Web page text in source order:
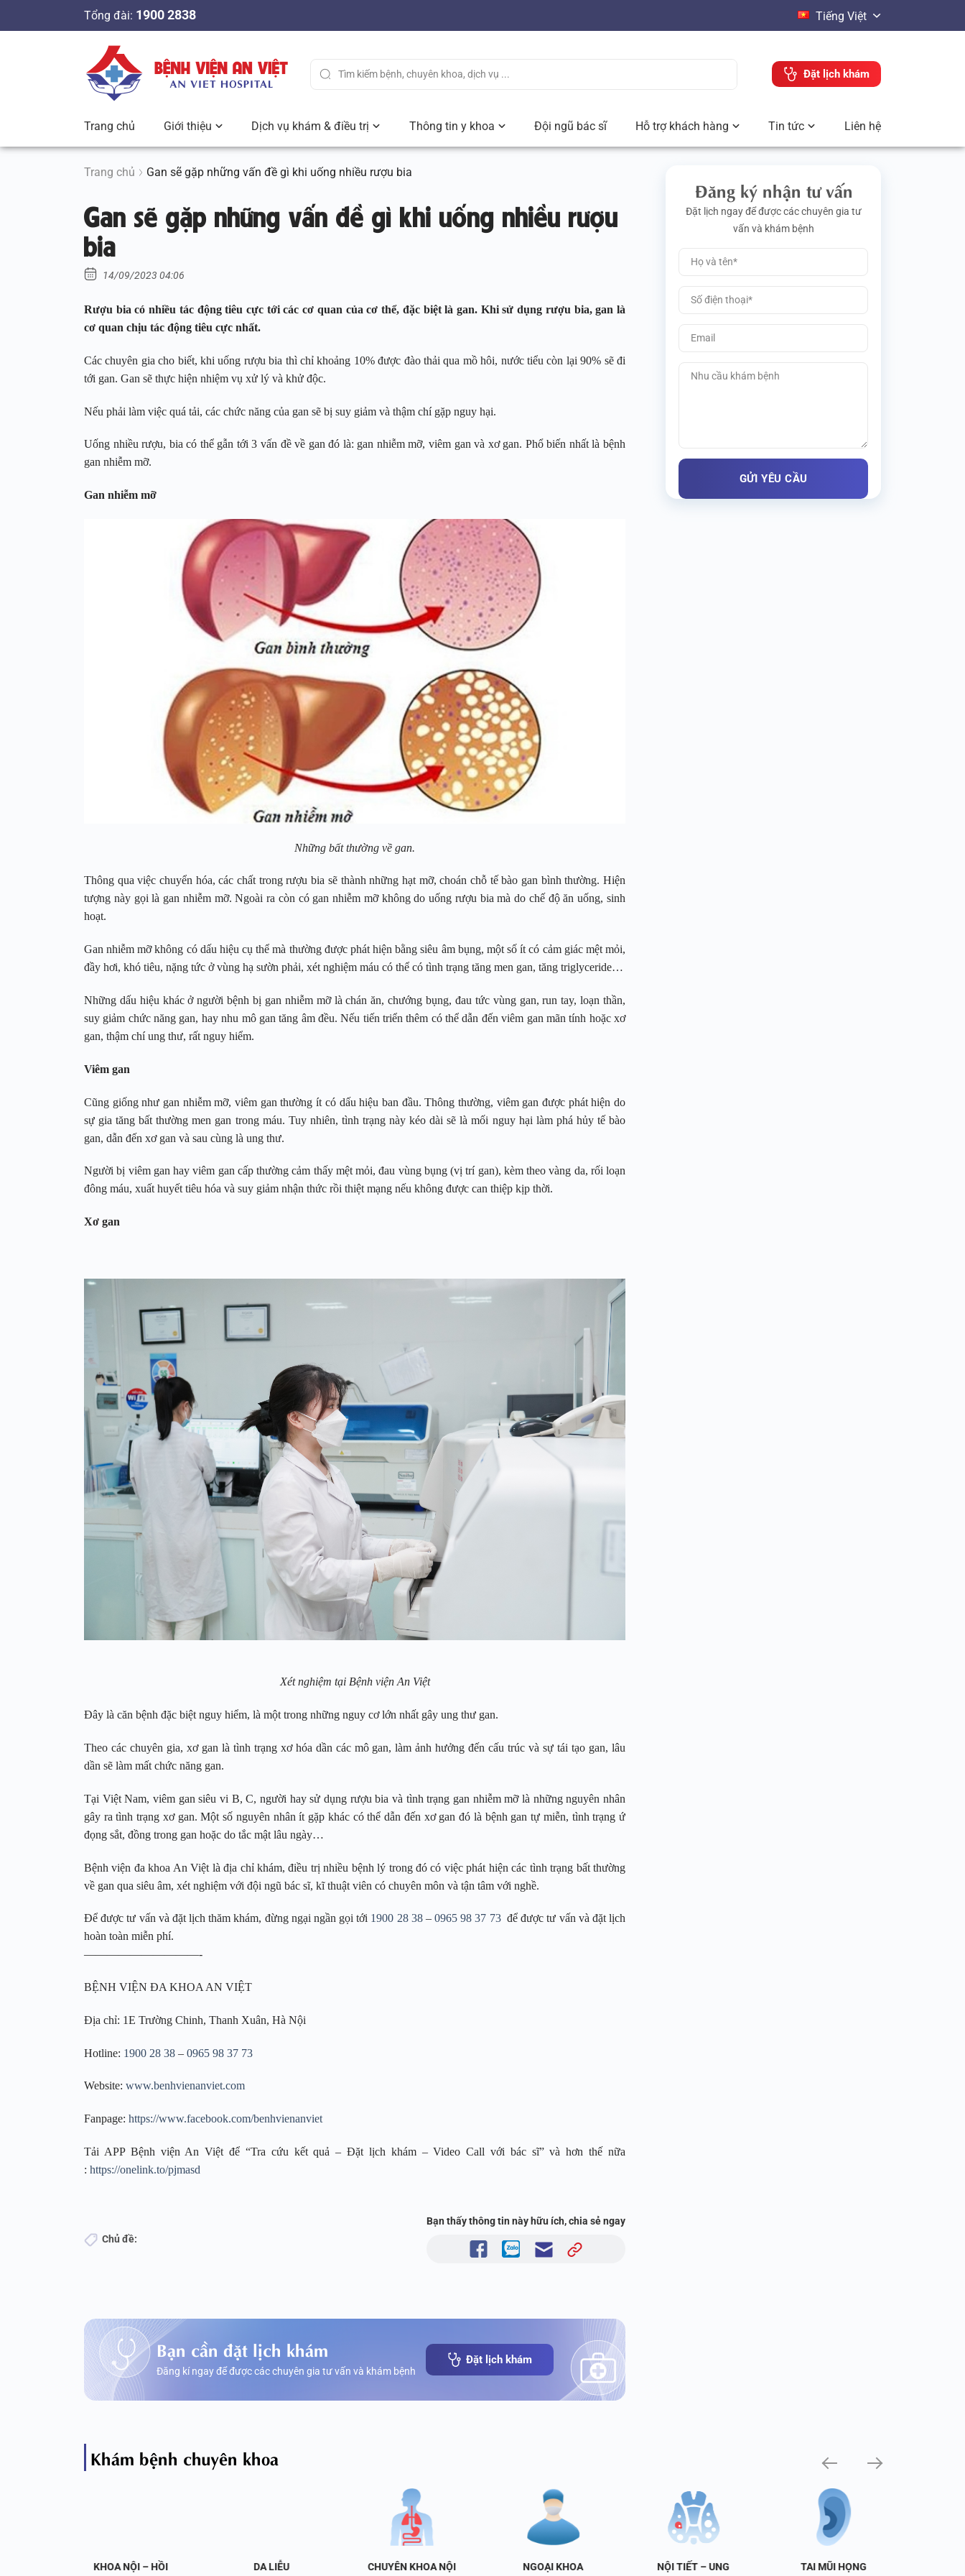
n
Tổng đài: 1900 2838 Tiếng Việt
Đặt lịch khám
Trang chủ Giới thiệu Dịch vụ khám & điều trị Thông tin y khoa Đội ngũ bác sĩ Hỗ trợ khách hàng Tin tức Liên hệ
Trang chủ Gan sẽ gặp những vấn đề gì khi uống nhiều rượu bia
Gan sẽ gặp những vấn đề gì khi uống nhiều rượu
bia
14/09/2023 04:06
Rượu bia có nhiều tác động tiêu cực tới các cơ quan của cơ thể, đặc biệt là gan. Khi sử dụng rượu bia, gan là
cơ quan chịu tác động tiêu cực nhất.
Các chuyên gia cho biết, khi uống rượu bia thì chỉ khoảng 10% được đào thải qua mồ hôi, nước tiểu còn lại 90% sẽ đi
tới gan. Gan sẽ thực hiện nhiệm vụ xử lý và khử độc.
Nếu phải làm việc quá tải, các chức năng của gan sẽ bị suy giảm và thậm chí gặp nguy hại.
Uống nhiều rượu, bia có thể gẫn tới 3 vấn đề về gan đó là: gan nhiễm mỡ, viêm gan và xơ gan. Phổ biến nhất là bệnh
gan nhiễm mỡ.
Gan nhiễm mỡ
Những bất thường về gan.
Thông qua việc chuyển hóa, các chất trong rượu bia sẽ thành những hạt mỡ, choán chỗ tế bào gan bình thường. Hiện
tượng này gọi là gan nhiễm mỡ. Ngoài ra còn có gan nhiễm mỡ không do uống rượu bia mà do chế độ ăn uống, sinh
hoạt.
Gan nhiễm mỡ không có dấu hiệu cụ thể mà thường được phát hiện bằng siêu âm bụng, một số ít có cảm giác mệt mỏi,
đầy hơi, khó tiêu, nặng tức ở vùng hạ sườn phải, xét nghiệm máu có thể có tình trạng tăng men gan, tăng triglyceride…
Những dấu hiệu khác ở người bệnh bị gan nhiễm mỡ là chán ăn, chướng bụng, đau tức vùng gan, run tay, loạn thần,
suy giảm chức năng gan, hay nhu mô gan tăng âm đều. Nếu tiến triển thêm có thể dẫn đến viêm gan mãn tính hoặc xơ
gan, thậm chí ung thư, rất nguy hiểm.
Viêm gan
Cũng giống như gan nhiễm mỡ, viêm gan thường ít có dấu hiệu ban đầu. Thông thường, viêm gan được phát hiện do
sự gia tăng bất thường men gan trong máu. Tuy nhiên, tình trạng này kéo dài sẽ là mối nguy hại làm phá hủy tế bào
gan, dẫn đến xơ gan và sau cùng là ung thư.
Người bị viêm gan hay viêm gan cấp thường cảm thấy mệt mỏi, đau vùng bụng (vị trí gan), kèm theo vàng da, rối loạn
đông máu, xuất huyết tiêu hóa và suy giảm nhận thức rồi thiệt mạng nếu không được can thiệp kịp thời.
Xơ gan
Xét nghiệm tại Bệnh viện An Việt
Đây là căn bệnh đặc biệt nguy hiểm, là một trong những nguy cơ lớn nhất gây ung thư gan.
Theo các chuyên gia, xơ gan là tình trạng xơ hóa dần các mô gan, làm ảnh hưởng đến cấu trúc và sự tái tạo gan, lâu
dần sẽ làm mất chức năng gan.
Tại Việt Nam, viêm gan siêu vi B, C, người hay sử dụng rượu bia và tình trạng gan nhiễm mỡ là những nguyên nhân
gây ra tình trạng xơ gan. Một số nguyên nhân ít gặp khác có thể dẫn đến xơ gan đó là bệnh gan tự miễn, tình trạng ứ
đọng sắt, đồng trong gan hoặc do tắc mật lâu ngày…
Bệnh viện đa khoa An Việt là địa chỉ khám, điều trị nhiều bệnh lý trong đó có việc phát hiện các tình trạng bất thường
về gan qua siêu âm, xét nghiệm với đội ngũ bác sĩ, kĩ thuật viên có chuyên môn và tận tâm với nghề.
Để được tư vấn và đặt lịch thăm khám, đừng ngại ngần gọi tới 1900 28 38–0965 98 37 73để được tư vấn và đặt lịch
hoàn toàn miễn phí.
——————————-
BỆNH VIỆN ĐA KHOA AN VIỆT
Địa chỉ: 1E Trường Chinh, Thanh Xuân, Hà Nội
Hotline: 1900 28 38 – 0965 98 37 73
Website: www.benhvienanviet.com
Fanpage: https://www.facebook.com/benhvienanviet
Tải APP Bệnh viện An Việt để “Tra cứu kết quả – Đặt lịch khám – Video Call với bác sĩ” và hơn thế nữa
: https://onelink.to/pjmasd
Chủ đề:
Bạn thấy thông tin này hữu ích, chia sẻ ngay
Bạn cần đặt lịch khám
Đăng kí ngay để được các chuyên gia tư vấn và khám bệnh
Đặt lịch khám
Đăng ký nhận tư vấn
Đặt lịch ngay để được các chuyên gia tư
vấn và khám bệnh
Khám bệnh chuyên khoa
KHOA NỘI – HỒI DA LIỄU CHUYÊN KHOA NỘI NGOẠI KHOA NỘI TIẾT – UNG TAI MŨI HỌNG